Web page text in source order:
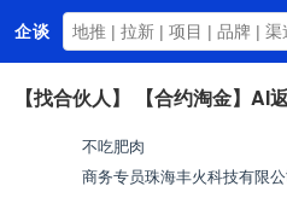
企谈
首页
资讯动态
【找合伙人】 【合约淘金】AI
不吃肥肉
商务专员珠海丰火科技有限